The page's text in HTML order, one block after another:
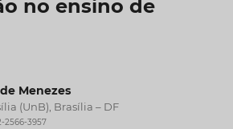
no ensino de
Menezes
(UnB), Brasília – DF
2566-3957